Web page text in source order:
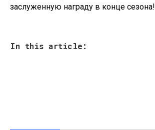
заслуженную награду в конце сезона!
In this article: